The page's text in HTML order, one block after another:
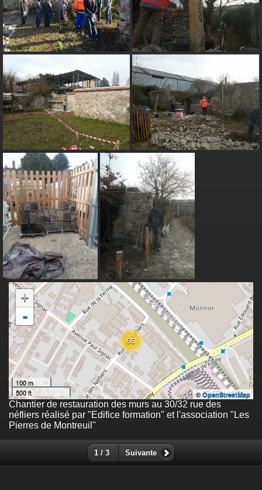
55
+
-
100 m
500 ft
©OpenStreetMap
Chantier de restauration des murs au 30/32 rue des
néfliers réalisé par "Edifice formation" et l'association "Les
Pierres de Montreuil"
1 / 3 Suivante